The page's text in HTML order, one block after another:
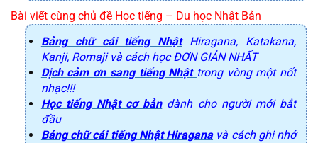
Bài viết cùng chủ đề Học tiếng – Du học Nhật Bản
Bảng chữ cái tiếng NhậtHiragana, Katakana,
Kanji, Romaji và cách học ĐƠN GIẢN NHẤT
Dịch cảm ơn sang tiếng Nhật trong vòng một nốt
nhạc!!!
Học tiếng Nhật cơ bảndành cho người mới bắt
đầu
Bảng chữ cái tiếng Nhật Hiraganavà cách ghi nhớ